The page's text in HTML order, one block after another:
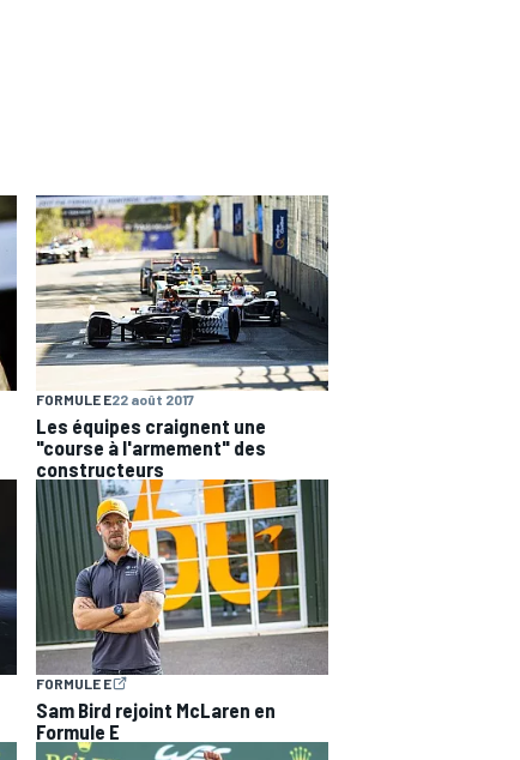
FORMULE E22 août 2017
Les équipes craignent une
"course à l'armement" des
constructeurs
FORMULE E
Sam Bird rejoint McLaren en
Formule E